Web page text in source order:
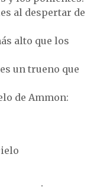
al despertar de
alto que los
un trueno que
de Ammon: